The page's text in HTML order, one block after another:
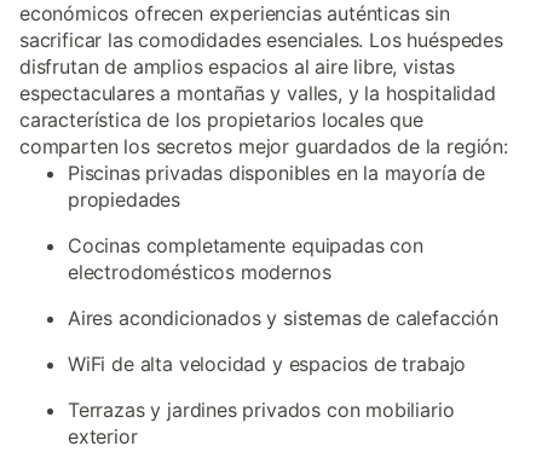
económicos ofrecen experiencias auténticas sin
sacrificar las comodidades esenciales. Los huéspedes
disfrutan de amplios espacios al aire libre, vistas
espectaculares a montañas y valles, y la hospitalidad
característica de los propietarios locales que
comparten los secretos mejor guardados de la región:
Piscinas privadas disponibles en la mayoría de
propiedades
Cocinas completamente equipadas con
electrodomésticos modernos
Aires acondicionados y sistemas de calefacción
WiFi de alta velocidad y espacios de trabajo
Terrazas y jardines privados con mobiliario
exterior